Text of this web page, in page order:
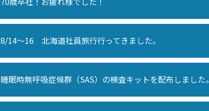
8/14～16 北海道社員旅行行ってきました。
睡眠時無呼吸症候群（SAS）の検査キットを配布しました。